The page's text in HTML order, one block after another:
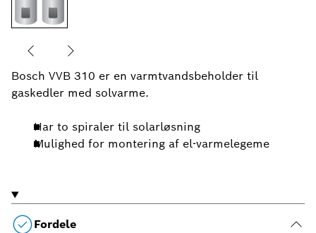
Bosch VVB 310 er en varmtvandsbeholder til
gaskedler med solvarme.
Har to spiraler til solarløsning
Mulighed for montering af el-varmelegeme
Fordele